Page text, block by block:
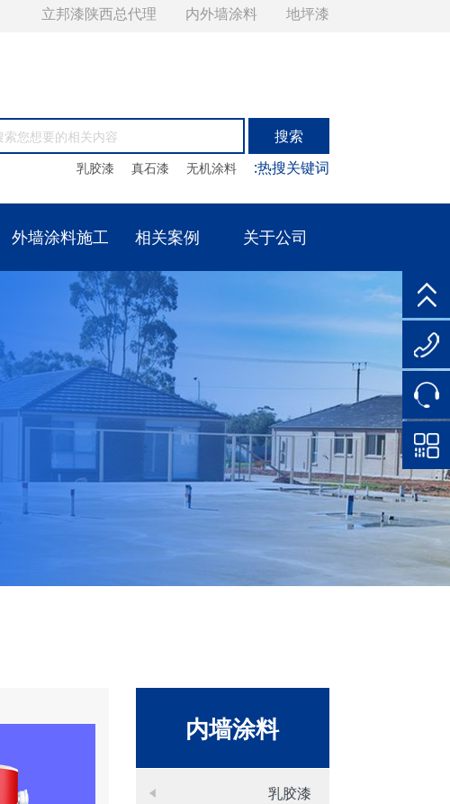
立邦漆陕西总代理 内外墙涂料 地坪漆
乳胶漆 真石漆 无机涂料 :热搜关键词
外墙涂料施工 相关案例 关于公司
内墙涂料
乳胶漆